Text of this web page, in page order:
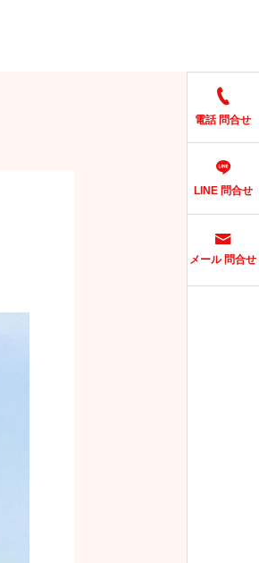
電話 問合せ
LINE 問合せ
メール 問合せ